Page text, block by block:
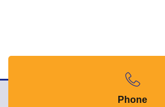
Phone